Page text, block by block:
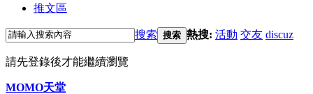
推文區
搜索 搜索 熱搜: 活動 交友 discuz
請先登錄後才能繼續瀏覽
MOMO天堂